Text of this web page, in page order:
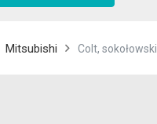
Mitsubishi Colt, sokołowski